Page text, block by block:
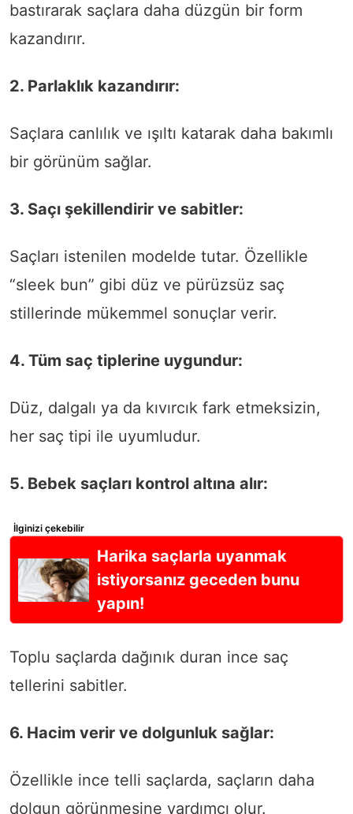
bastırarak saçlara daha düzgün bir form
kazandırır.
2. Parlaklık kazandırır:
Saçlara canlılık ve ışıltı katarak daha bakımlı
bir görünüm sağlar.
3. Saçı şekillendirir ve sabitler:
Saçları istenilen modelde tutar. Özellikle
“sleek bun” gibi düz ve pürüzsüz saç
stillerinde mükemmel sonuçlar verir.
4. Tüm saç tiplerine uygundur:
Düz, dalgalı ya da kıvırcık fark etmeksizin,
her saç tipi ile uyumludur.
5. Bebek saçları kontrol altına alır:
İlginizi çekebilir
Harika saçlarla uyanmak
istiyorsanız geceden bunu
yapın!
Toplu saçlarda dağınık duran ince saç
tellerini sabitler.
6. Hacim verir ve dolgunluk sağlar:
Özellikle ince telli saçlarda, saçların daha
dolgun görünmesine yardımcı olur.